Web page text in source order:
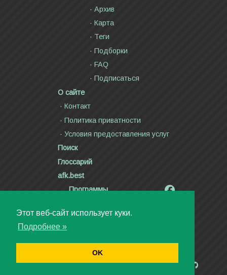
Этот веб-сайт использует куки.
Подробнее »
OK
Архив
Карта
Теги
Подборки
FAQ
Подписаться
О сайте
Контакт
Политика приватности
Условия предоставления услуг
Поиск
Глоссарий
afk.best
Программы
Стихи и тексты песен
Видео
Авторское право ©2000—2026Дмитрий Канн